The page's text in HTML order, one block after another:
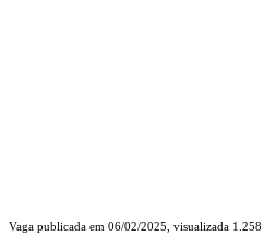
Vaga publicada em 06/02/2025 , visualizada 1.258